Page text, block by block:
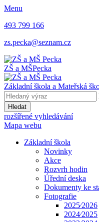
Menu
493 799 166
zs.pecka@seznam.cz
ZŠ a MŠPecka
Základní škola a Mateřská
Hledat
rozšířené vyhledávání
Mapa webu
Základní škola
Novinky
Akce
Rozvrh hodin
Úřední deska
Dokumenty ke
Fotografie
2025⁄2026
2024⁄2025